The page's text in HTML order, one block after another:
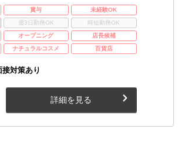
賞与
未経験OK
週3日勤務OK
時短勤務OK
オープニング
店長候補
ナチュラルコスメ 百貨店
接対策あり
詳細を見る